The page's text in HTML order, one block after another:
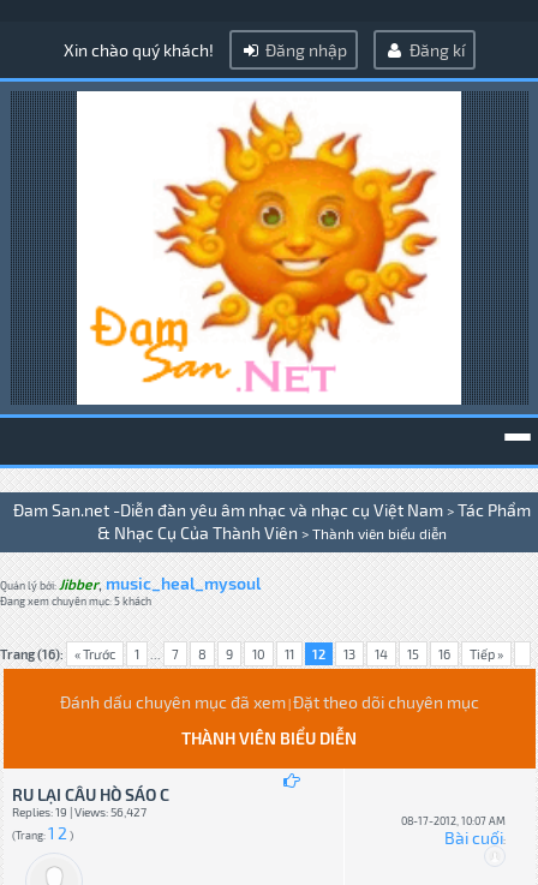
Xin chào quý khách! Đăng nhập Đăng kí
Đam San.net -Diễn đàn yêu âm nhạc và nhạc cụ Việt Nam > Tác Phẩm
& Nhạc Cụ Của Thành Viên > Thành viên biểu diễn
Quản lý bởi:Jibber,music_heal_mysoul
Đang xem chuyên mục: 5 khách
Trang (16): « Trước 1 ... 7 8 9 10 11 12 13 14 15 16 Tiếp »
Đánh dấu chuyên mục đã xem| Đặt theo dõi chuyên mục
THÀNH VIÊN BIỂU DIỄN
RU LẠI CÂU HÒ SÁO C
Replies: 19 | Views: 56,427
(Trang:1 2 )
08-17-2012, 10:07 AM
Bài cuối: